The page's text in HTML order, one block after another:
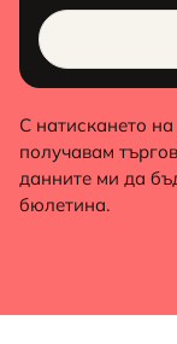
ALTERNATIVE:
С натискането
получавам
данните ми да
бюлетина.